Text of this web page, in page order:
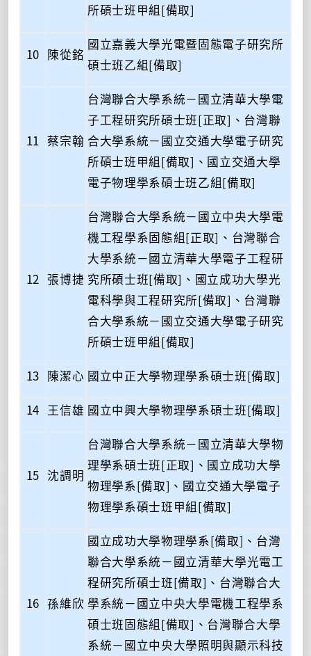
所碩士班甲組[備取]
10 陳從銘
國立嘉義大學光電暨固態電子研究所
碩士班乙組[備取]
11 蔡宗翰
台灣聯合大學系統－國立清華大學電
子工程研究所碩士班[正取]、台灣聯
合大學系統－國立交通大學電子研究
所碩士班甲組[備取]、國立交通大學
電子物理學系碩士班乙組[備取]
12 張博捷
台灣聯合大學系統－國立中央大學電
機工程學系固態組[正取]、台灣聯合
大學系統－國立清華大學電子工程研
究所碩士班[備取]、國立成功大學光
電科學與工程研究所[備取]、台灣聯
合大學系統－國立交通大學電子研究
所碩士班甲組[備取]
13 陳潔心 國立中正大學物理學系碩士班[備取]
14 王信雄 國立中興大學物理學系碩士班[備取]
15 沈調明
台灣聯合大學系統－國立清華大學物
理學系碩士班[正取]、國立成功大學
物理學系[備取]、國立交通大學電子
物理學系碩士班甲組[備取]
16 孫維欣
國立成功大學物理學系[備取]、台灣
聯合大學系統－國立清華大學光電工
程研究所碩士班[備取]、台灣聯合大
學系統－國立中央大學電機工程學系
碩士班固態組[備取]、台灣聯合大學
系統－國立中央大學照明與顯示科技